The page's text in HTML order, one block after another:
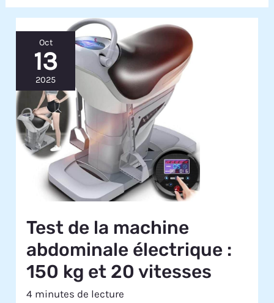
Oct
13
2025
Test de la machine
abdominale électrique :
150 kg et 20 vitesses
4 minutes de lecture